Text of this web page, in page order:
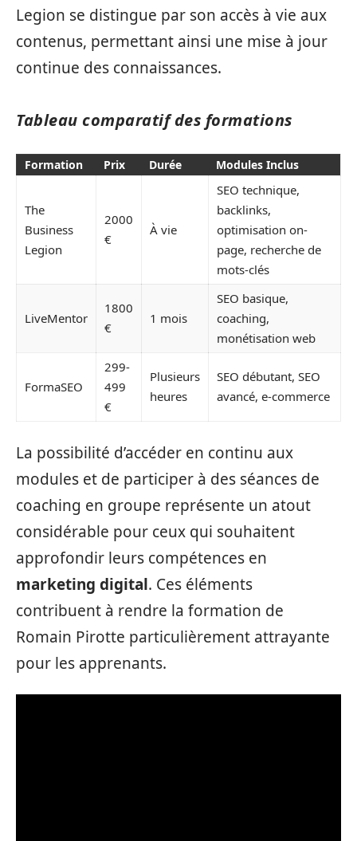
Legion se distingue par son accès à vie aux
contenus, permettant ainsi une mise à jour
continue des connaissances.
Tableau comparatif des formations
Formation Prix Durée Modules Inclus
The
Business
Legion
2000
€
À vie
SEO technique,
backlinks,
optimisation on-
page, recherche de
mots-clés
LiveMentor
1800
€
1 mois
SEO basique,
coaching,
monétisation web
FormaSEO
299-
499
€
Plusieurs
heures
SEO débutant, SEO
avancé, e-commerce
La possibilité d’accéder en continu aux
modules et de participer à des séances de
coaching en groupe représente un atout
considérable pour ceux qui souhaitent
approfondir leurs compétences en
marketing digital. Ces éléments
contribuent à rendre la formation de
Romain Pirotte particulièrement attrayante
pour les apprenants.